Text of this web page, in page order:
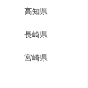
高知県
長崎県
宮崎県